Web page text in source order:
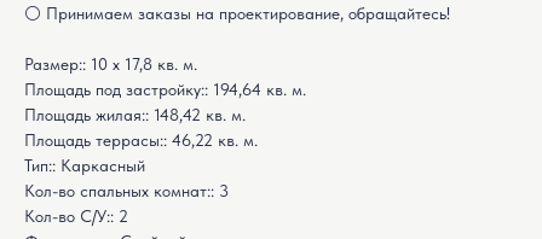
⚪️ Принимаем заказы на проектирование, обращайтесь!
Размер:: 10 х 17,8 кв. м.
Площадь под застройку:: 194,64 кв. м.
Площадь жилая:: 148,42 кв. м.
Площадь террасы:: 46,22 кв. м.
Тип:: Каркасный
Кол-во спальных комнат:: 3
Кол-во С/У:: 2